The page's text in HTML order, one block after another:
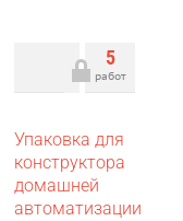
5
работ
Упаковка для
конструктора
домашней
автоматизации